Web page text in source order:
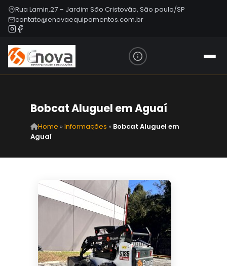
Rua Lamin,27 – Jardim São Cristovão, São paulo/SP
contato@enovaequipamentos.com.br
Bobcat Aluguel em Aguaí
Home » Informações » Bobcat Aluguel em
Aguaí